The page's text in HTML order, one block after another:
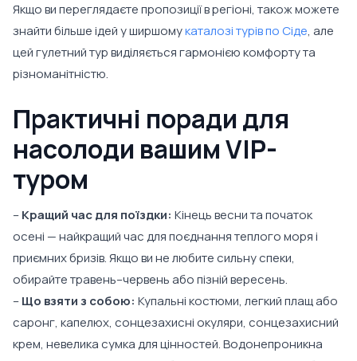
Якщо ви переглядаєте пропозиції в регіоні, також можете
знайти більше ідей у ширшомукаталозі турів по Сіде, але
цей гулетний тур виділяється гармонією комфорту та
різноманітністю.
Практичні поради для
насолоди вашим VIP-
туром
–Кращий час для поїздки: Кінець весни та початок
осені — найкращий час для поєднання теплого моря і
приємних бризів. Якщо ви не любите сильну спеки,
обирайте травень–червень або пізній вересень.
–Що взяти з собою: Купальні костюми, легкий плащ або
саронг, капелюх, сонцезахисні окуляри, сонцезахисний
крем, невелика сумка для цінностей. Водонепроникна